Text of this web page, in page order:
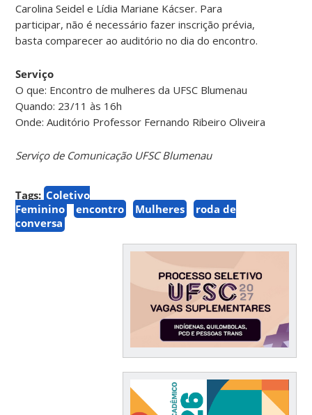
Carolina Seidel e Lídia Mariane Kácser. Para
participar, não é necessário fazer inscrição prévia,
basta comparecer ao auditório no dia do encontro.
Serviço
O que: Encontro de mulheres da UFSC Blumenau
Quando: 23/11 às 16h
Onde: Auditório Professor Fernando Ribeiro Oliveira
Serviço de Comunicação UFSC Blumenau
Tags: Coletivo
Feminino
encontro Mulheres
roda de
conversa